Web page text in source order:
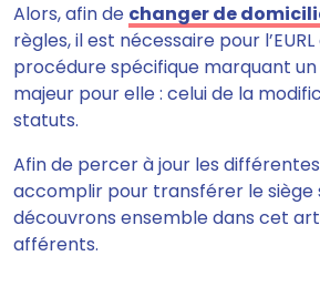
Alors, afin de changer de
règles, il est nécessaire pour
procédure spécifique marquant
majeur pour elle : celui de la
statuts.
Afin de percer à jour les
accomplir pour transférer le siège
découvrons ensemble dans cet
afférents.